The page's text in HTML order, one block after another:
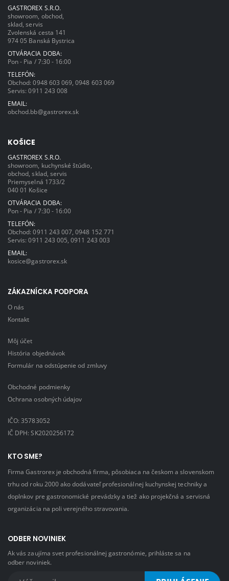
GASTROREX S.R.O.
showroom, obchod,
sklad, servis
Zvolenská cesta 141
974 05 Banská Bystrica
OTVÁRACIA DOBA:
Pon - Pia / 7:30 - 16:00
TELEFÓN:
Obchod:0948 603 069,0948 603 069
Servis:0911 243 008
EMAIL:
obchod.bb@gastrorex.sk
KOŠICE
GASTROREX S.R.O.
showroom, kuchynské štúdio,
obchod, sklad, servis
Priemyselná 1733/2
040 01 Košice
OTVÁRACIA DOBA:
Pon - Pia / 7:30 - 16:00
TELEFÓN:
Obchod:0911 243 007 ,0948 152 771
Servis:0911 243 005 ,0911 243 003
EMAIL:
kosice@gastrorex.sk
ZÁKAZNÍCKA PODPORA
O nás
Kontakt
Môj účet
História objednávok
Formulár na odstúpenie od zmluvy
Obchodné podmienky
Ochrana osobných údajov
IČO: 35783052
IČ DPH: SK2020256172
KTO SME?
Firma Gastrorex je obchodná firma, pôsobiaca na českom a slovenskom
trhu od roku 2000 ako dodávateľ profesionálnej kuchynskej techniky a
doplnkov pre gastronomické prevádzky a tiež ako projekčná a servisná
organizácia na poli verejného stravovania.
ODBER NOVINIEK
Ak vás zaujíma svet profesionálnej gastronómie, prihláste sa na
odber noviniek.